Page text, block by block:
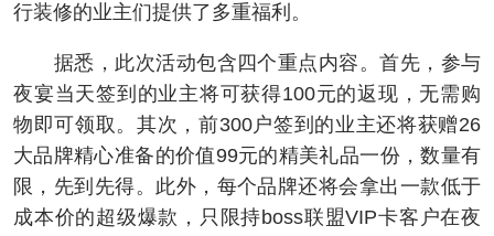
人才在线 天涯企服
行装修的业主们提供了多重福利。
据悉，此次活动包含四个重点内容。首先，参与
夜宴当天签到的业主将可获得100元的返现，无需购
物即可领取。其次，前300户签到的业主还将获赠26
大品牌精心准备的价值99元的精美礼品一份，数量有
限，先到先得。此外，每个品牌还将会拿出一款低于
成本价的超级爆款，只限持boss联盟VIP卡客户在夜